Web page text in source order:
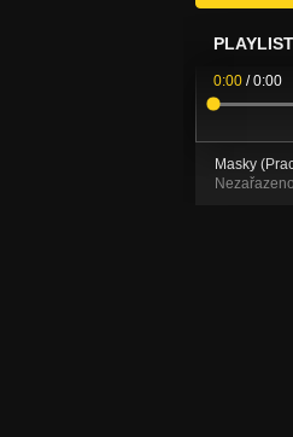
0:00 /0:00
Masky
Nezařazeno